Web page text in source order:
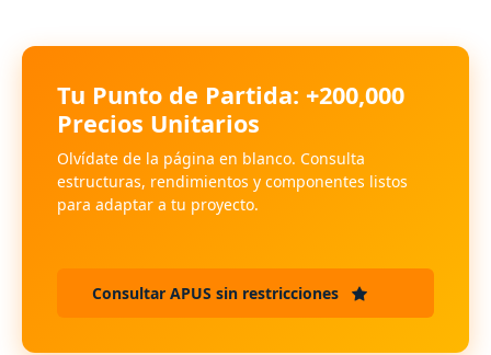
Tu Punto de Partida: +200,000
Precios Unitarios
Olvídate de la página en blanco. Consulta
estructuras, rendimientos y componentes listos
para adaptar a tu proyecto.
Consultar APUS sin restricciones